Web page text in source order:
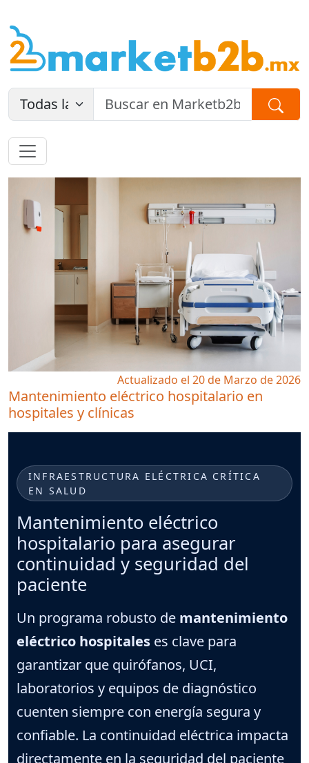
Actualizado el 20 de Marzo de 2026
Mantenimiento eléctrico hospitalario en
hospitales y clínicas
INFRAESTRUCTURA ELÉCTRICA CRÍTICA
EN SALUD
Mantenimiento eléctrico
hospitalario para asegurar
continuidad y seguridad del
paciente
Un programa robusto de mantenimiento
eléctrico hospitales es clave para
garantizar que quirófanos, UCI,
laboratorios y equipos de diagnóstico
cuenten siempre con energía segura y
confiable. La continuidad eléctrica impacta
directamente en la seguridad del paciente